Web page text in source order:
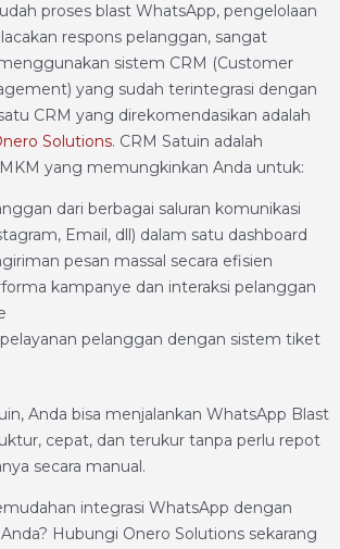
proses blast WhatsApp, pengelolaan
respons pelanggan, sangat
sistem CRM (Customer
yang sudah terintegrasi dengan
CRM yang direkomendasikan adalah
Solutions. CRM Satuin adalah
yang memungkinkan Anda untuk:
dari berbagai saluran komunikasi
Email, dll) dalam satu dashboard
pesan massal secara efisien
kampanye dan interaksi pelanggan
pelanggan dengan sistem tiket
Anda bisa menjalankan WhatsApp Blast
cepat, dan terukur tanpa perlu repot
secara manual.
integrasi WhatsApp dengan
Hubungi Onero Solutions sekarang